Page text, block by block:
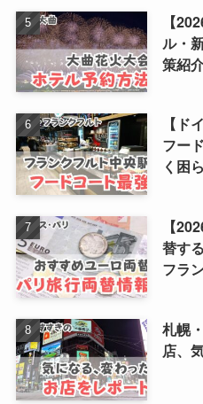
【
ル・
策紹
【ド
フー
く困
【
替す
フラ
札幌
店、